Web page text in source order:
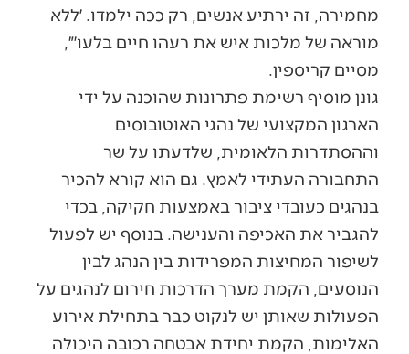
מחמירה, זה ירתיע אנשים, רק ככה ילמדו. ׳ללא
מוראה של מלכות איש את רעהו חיים בלעו׳״,
מסיים קריספין.
גונן מוסיף רשימת פתרונות שהוכנה על ידי
הארגון המקצועי של נהגי האוטובוסים
וההסתדרות הלאומית, שלדעתו על שר
התחבורה העתידי לאמץ. גם הוא קורא להכיר
בנהגים כעובדי ציבור באמצעות חקיקה, בכדי
להגביר את האכיפה והענישה. בנוסף יש לפעול
לשיפור המחיצות המפרידות בין הנהג לבין
הנוסעים, הקמת מערך הדרכות חירום לנהגים על
הפעולות שאותן יש לנקוט כבר בתחילת אירוע
האלימות, הקמת יחידת אבטחה רכובה היכולה